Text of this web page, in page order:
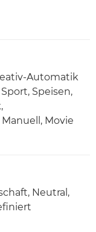
Automatik
Speisen,
Movie
Neutral,